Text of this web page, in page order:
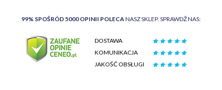
99% SPOŚRÓD 5000 OPINII POLECA NASZ SKLEP. SPRAWDŹ NAS:
DOSTAWA
KOMUNIKACJA
JAKOŚĆ OBSŁUGI